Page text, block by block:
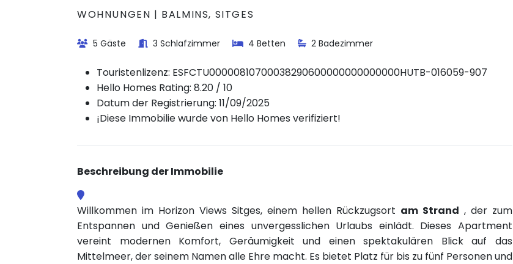
WOHNUNGEN | BALMINS, SITGES
5 Gäste 3 Schlafzimmer 4 Betten 2 Badezimmer
Touristenlizenz: ESFCTU00000810700038290600000000000000HUTB-016059-907
Hello Homes Rating: 8.20 / 10
Datum der Registrierung: 11/09/2025
¡Diese Immobilie wurde von Hello Homes verifiziert!
Beschreibung der Immobilie
Willkommen im Horizon Views Sitges, einem hellen Rückzugsort am Strand , der zum
Entspannen und Genießen eines unvergesslichen Urlaubs einlädt. Dieses Apartment
vereint modernen Komfort, Geräumigkeit und einen spektakulären Blick auf das
Mittelmeer, der seinem Namen alle Ehre macht. Es bietet Platz für bis zu fünf Personen und